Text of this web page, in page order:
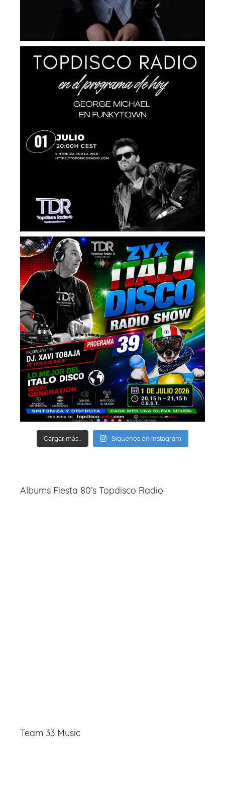
Cargar más... Síguenos en Instagram
Albums Fiesta 80’s Topdisco Radio
Team 33 Music